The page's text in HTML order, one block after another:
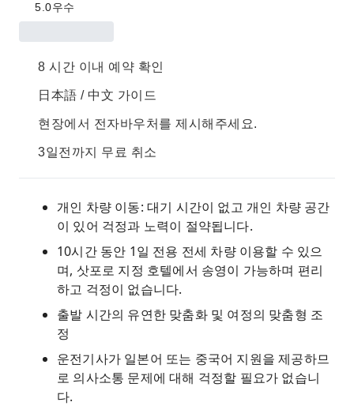
5.0우수
8 시간 이내 예약 확인
日本語 / 中文 가이드
현장에서 전자바우처를 제시해주세요.
3일전까지 무료 취소
개인 차량 이동: 대기 시간이 없고 개인 차량 공간
이 있어 걱정과 노력이 절약됩니다.
10시간 동안 1일 전용 전세 차량 이용할 수 있으
며, 삿포로 지정 호텔에서 송영이 가능하며 편리
하고 걱정이 없습니다.
출발 시간의 유연한 맞춤화 및 여정의 맞춤형 조
정
운전기사가 일본어 또는 중국어 지원을 제공하므
로 의사소통 문제에 대해 걱정할 필요가 없습니
다.